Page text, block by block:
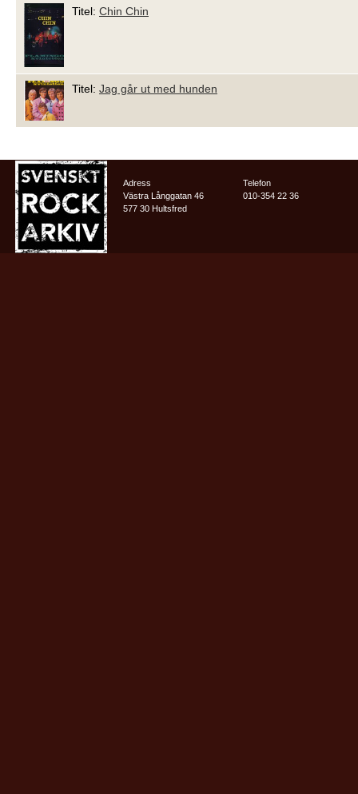
Titel: Chin Chin
Titel: Jag går ut med hunden
Adress
Västra Långgatan 46
577 30 Hultsfred
Telefon
010-354 22 36